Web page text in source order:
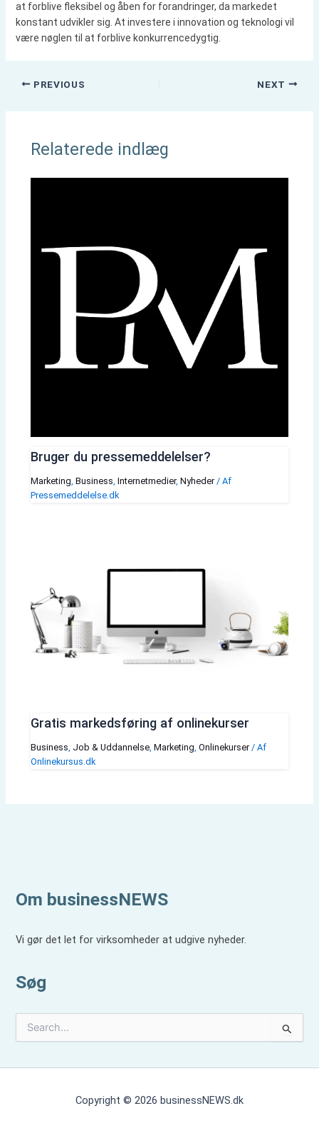
at forblive fleksibel og åben for forandringer, da markedet
konstant udvikler sig. At investere i innovation og teknologi vil
være nøglen til at forblive konkurrencedygtig.
PREVIOUS NEXT
Relaterede indlæg
Bruger du pressemeddelelser?
Marketing, Business, Internetmedier, Nyheder/ Af
Pressemeddelelse.dk
Gratis markedsføring af onlinekurser
Business, Job & Uddannelse, Marketing, Onlinekurser/ Af
Onlinekursus.dk
Om businessNEWS
Vi gør det let for virksomheder at udgive nyheder.
Søg
Copyright © 2026 businessNEWS.dk